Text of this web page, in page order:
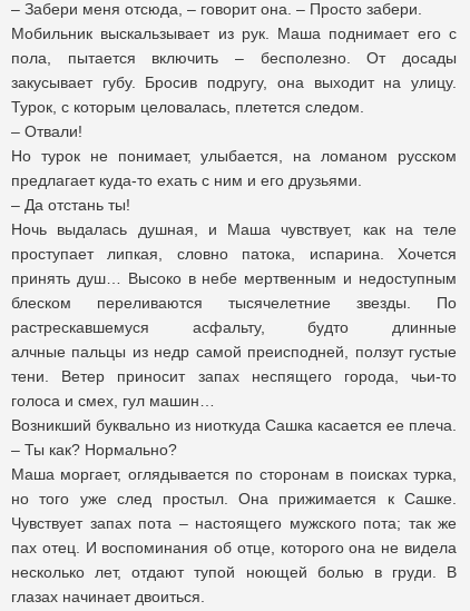
– Забери меня отсюда, – говорит она. – Просто забери.
Мобильник выскальзывает из рук. Маша поднимает его с
пола, пытается включить – бесполезно. От досады
закусывает губу. Бросив подругу, она выходит на улицу.
Турок, с которым целовалась, плетется следом.
– Отвали!
Но турок не понимает, улыбается, на ломаном русском
предлагает куда-то ехать с ним и его друзьями.
– Да отстань ты!
Ночь выдалась душная, и Маша чувствует, как на теле
проступает липкая, словно патока, испарина. Хочется
принять душ… Высоко в небе мертвенным и недоступным
блеском переливаются тысячелетние звезды. По
растрескавшемуся асфальту, будто длинные
алчные пальцы из недр самой преисподней, ползут густые
тени. Ветер приносит запах неспящего города, чьи-то
голоса и смех, гул машин…
Возникший буквально из ниоткуда Сашка касается ее плеча.
– Ты как? Нормально?
Маша моргает, оглядывается по сторонам в поисках турка,
но того уже след простыл. Она прижимается к Сашке.
Чувствует запах пота – настоящего мужского пота; так же
пах отец. И воспоминания об отце, которого она не видела
несколько лет, отдают тупой ноющей болью в груди. В
глазах начинает двоиться.